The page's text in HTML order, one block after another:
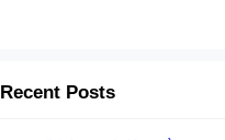
Recent Posts